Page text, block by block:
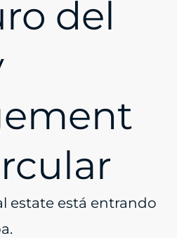
del
estate está entrando